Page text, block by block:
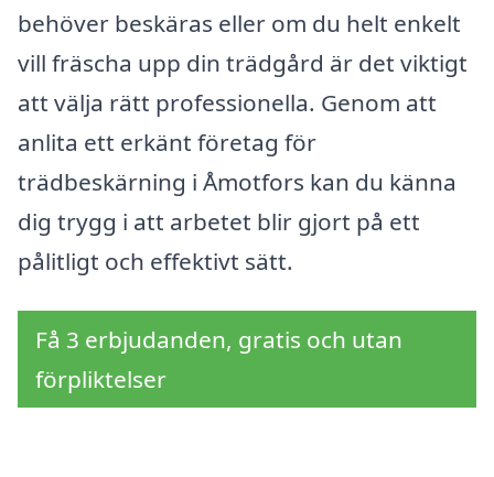
behöver beskäras eller om du helt enkelt
vill fräscha upp din trädgård är det viktigt
att välja rätt professionella. Genom att
anlita ett erkänt företag för
trädbeskärning i Åmotfors kan du känna
dig trygg i att arbetet blir gjort på ett
pålitligt och effektivt sätt.
Få 3 erbjudanden, gratis och utan
förpliktelser